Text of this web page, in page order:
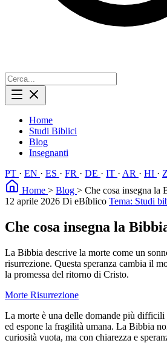
Home
Studi Biblici
Blog
Insegnanti
PT · EN · ES · FR · DE · IT · AR · HI ·
Home > Blog > Che cosa insegna la
12 aprile 2026 Di eBíblico Tema: Studi
Che cosa insegna la
La Bibbia descrive la morte come un
risurrezione. Questa speranza cambia il
la promessa del ritorno di Cristo.
Morte Risurrezione
La morte è una delle domande più difficili
ed espone la fragilità umana. La Bibbia
curiosità vuota, ma con chiarezza e